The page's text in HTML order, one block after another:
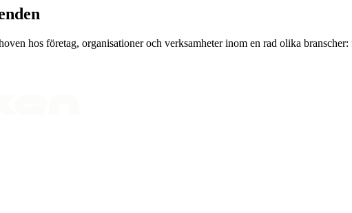
hos företag, organisationer och verksamheter inom en rad olika